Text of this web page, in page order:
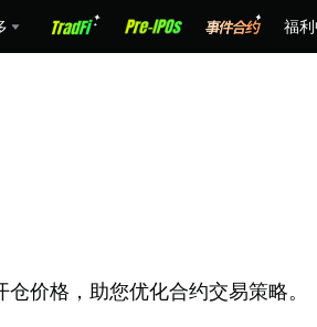
福
价格，助您优化合约交易策略。